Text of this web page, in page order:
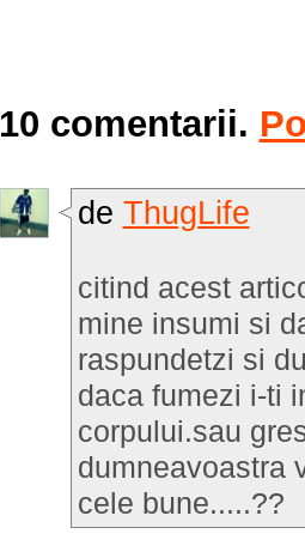
10 comentarii.
de ThugLife
citind acest
mine insumi si
raspundetzi si
daca fumezi i-ti
corpului.sau
dumneavoastra
cele bune.....??